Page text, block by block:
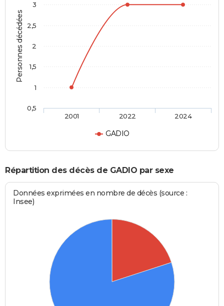
Personnes décédées
GADIO
2001 2022 2024
0,5
1
1,5
2
2,5
3
Répartition des décès de GADIO par sexe
Données exprimées en nombre de décès (source :
Insee)